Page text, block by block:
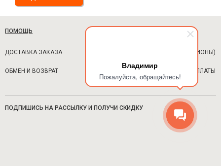
Владимир
Пожалуйста, обращайтесь!
ПОМОЩЬ
ДОСТАВКА ЗАКАЗА ОПЛАТА (РЕГИОНЫ)
ОБМЕН И ВОЗВРАТ ВОЗВРАТ ОПЛАТЫ
ПОДПИШИСЬ НА РАССЫЛКУ И ПОЛУЧИ СКИДКУ